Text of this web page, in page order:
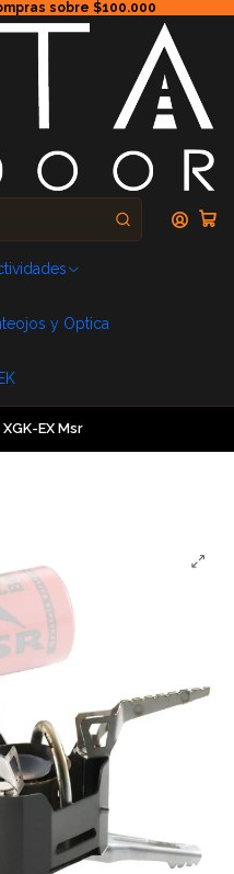
sobre $100.000
y Optica
EX Msr